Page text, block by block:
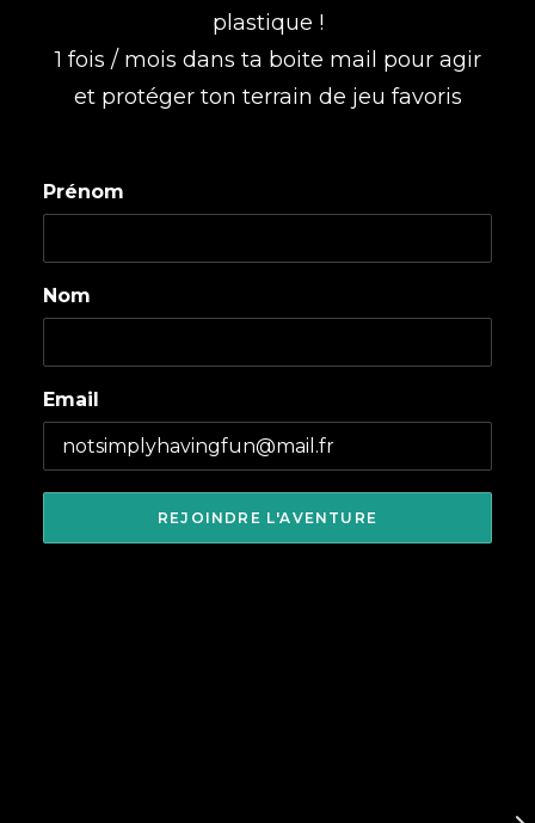
plastique !
1 fois / mois dans ta boite mail pour agir
et protéger ton terrain de jeu favoris
Prénom
Nom
Email